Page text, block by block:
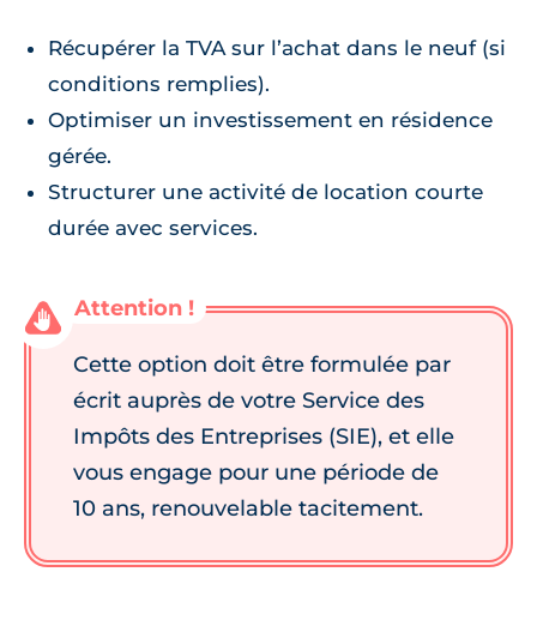
Récupérer la TVA sur l’achat dans le neuf (si
conditions remplies).
Optimiser un investissement en résidence
gérée.
Structurer une activité de location courte
durée avec services.
Cette option doit être formulée par
écrit auprès de votre Service des
Impôts des Entreprises (SIE), et elle
vous engage pour une période de
10 ans, renouvelable tacitement.